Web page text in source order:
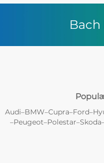
Bach
Audi–BMW–Cupra–Ford–
–Peugeot–Polestar–Skoda